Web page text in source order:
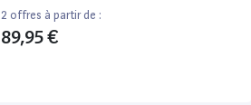
Â€“ 6/12 Ans Â€“ Version Fr
2 offres à partir de :
89,95 €